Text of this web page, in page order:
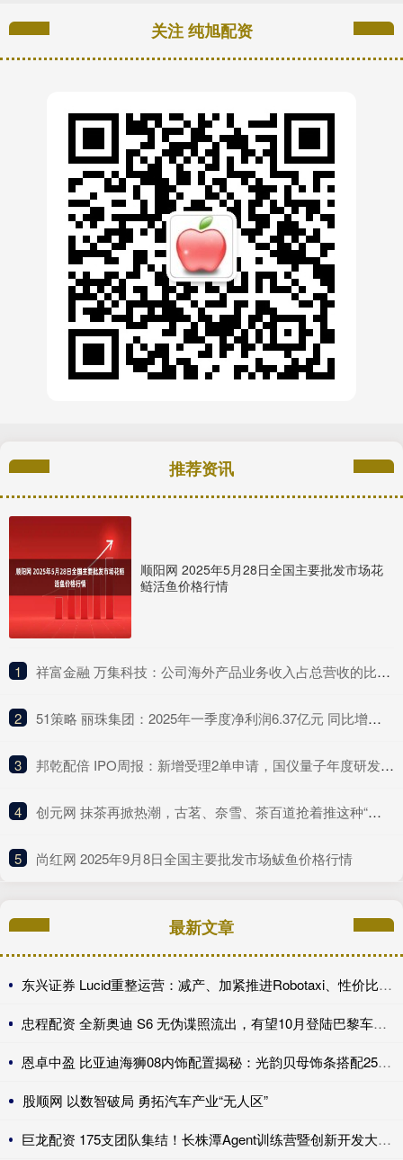
关注 纯旭配资
推荐资讯
顺阳网 2025年5月28日全国主要批发市场花
鲢活鱼价格行情
1 ​祥富金融 万集科技：公司海外产品业务收入占总营收的比例较低
2 ​51策略 丽珠集团：2025年一季度净利润6.37亿元 同比增长4.75%
3 ​邦乾配倍 IPO周报：新增受理2单申请，国仪量子年度研发投入占比下滑
4 ​创元网 抹茶再掀热潮，古茗、奈雪、茶百道抢着推这种“浓”新品
5 ​尚红网 2025年9月8日全国主要批发市场鲅鱼价格行情
最新文章
东兴证券 Lucid重整运营：减产、加紧推进Robotaxi、性价比车型继续跳票
忠程配资 全新奥迪 S6 无伪谍照流出，有望10月登陆巴黎车展完成首秀!
恩卓中盈 比亚迪海狮08内饰配置揭秘：光韵贝母饰条搭配25扬帝瓦雷音响登场
股顺网 以数智破局 勇拓汽车产业“无人区”
巨龙配资 175支团队集结！长株潭Agent训练营暨创新开发大赛第一期训练营开讲